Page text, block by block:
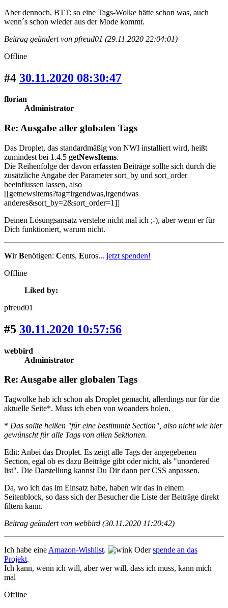
Aber dennoch, BTT: so eine Tags-Wolke hätte schon was, auch
wenn´s schon wieder aus der Mode kommt.
Beitrag geändert von pfreud01 (29.11.2020 22:04:01)
Offline
#4 30.11.2020 08:30:47
florian
Administrator
Re: Ausgabe aller globalen Tags
Das Droplet, das standardmäßig von NWI installiert wird, heißt
zumindest bei 1.4.5 getNewsItems.
Die Reihenfolge der davon erfassten Beiträge sollte sich durch die
zusätzliche Angabe der Parameter sort_by und sort_order
beeinflussen lassen, also
[[getnewsitems?tag=irgendwas,irgendwas
anderes&sort_by=2&sort_order=1]]
Deinen Lösungsansatz verstehe nicht mal ich ;-), aber wenn er für
Dich funktioniert, warum nicht.
WirBenötigen: Cents, Euros... jetzt spenden!
Offline
Liked by:
pfreud01
#5 30.11.2020 10:57:56
webbird
Administrator
Re: Ausgabe aller globalen Tags
Tagwolke hab ich schon als Droplet gemacht, allerdings nur für die
aktuelle Seite*. Muss ich eben von woanders holen.
* Das sollte heißen "für eine bestimmte Section", also nicht wie hier
gewünscht für alle Tags von allen Sektionen.
Edit: Anbei das Droplet. Es zeigt alle Tags der angegebenen
Section, egal ob es dazu Beiträge gibt oder nicht, als "unordered
list". Die Darstellung kannst Du Dir dann per CSS anpassen.
Da, wo ich das im Einsatz habe, haben wir das in einem
Seitenblock, so dass sich der Besucher die Liste der Beiträge direkt
filtern kann.
Beitrag geändert von webbird (30.11.2020 11:20:42)
Ich habe eine Amazon-Wishlist. Oderspende an das
Projekt.
Ich kann, wenn ich will, aber wer will, dass ich muss, kann mich
mal
Offline